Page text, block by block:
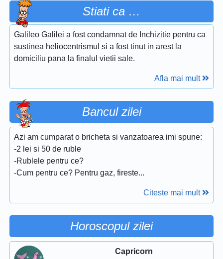
Stiati ca …
Galileo Galilei a fost condamnat de Inchizitie pentru ca
sustinea heliocentrismul si a fost tinut in arest la
domiciliu pana la finalul vietii sale.
Afla mai mult
Bancul zilei
Azi am cumparat o bricheta si vanzatoarea imi spune:
-2 lei si 50 de ruble
-Rublele pentru ce?
-Cum pentru ce? Pentru gaz, fireste...
Citeste mai mult
Horoscopul zilei
Capricorn